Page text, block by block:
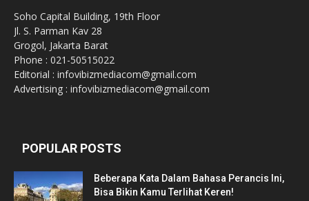
Soho Capital Building, 19th Floor
Jl. S. Parman Kav 28
Grogol, Jakarta Barat
Phone : 021-50515022
Editorial : infovibizmediacom@gmail.com
Advertising : infovibizmediacom@gmail.com
POPULAR POSTS
Beberapa Kata Dalam Bahasa Perancis Ini,
Bisa Bikin Kamu Terlihat Keren!